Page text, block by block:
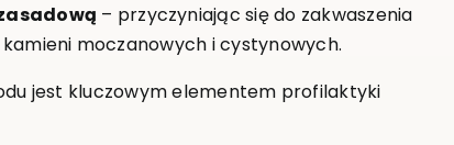
– przyczyniając się do zakwaszenia
moczanowych i cystynowych.
jest kluczowym elementem profilaktyki